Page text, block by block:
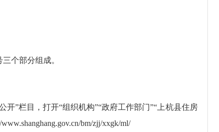
个部分组成。
”栏目，打开“组织机构”“政府工作部门”“上杭县住房
bm/zjj/xxgk/ml/